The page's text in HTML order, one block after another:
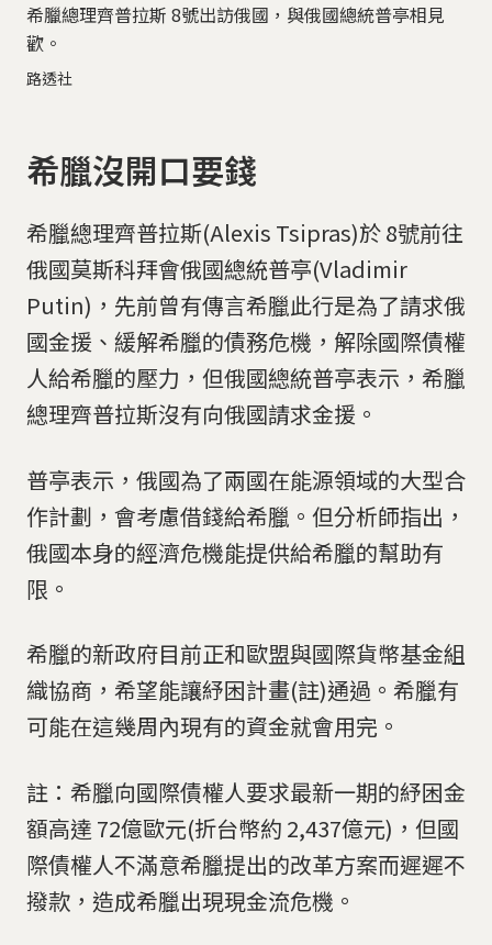
希臘總理齊普拉斯 8號出訪俄國，與俄國總統普亭相見
歡。
路透社
希臘沒開口要錢
希臘總理齊普拉斯(Alexis Tsipras)於 8號前往
俄國莫斯科拜會俄國總統普亭(Vladimir
Putin)，先前曾有傳言希臘此行是為了請求俄
國金援、緩解希臘的債務危機，解除國際債權
人給希臘的壓力，但俄國總統普亭表示，希臘
總理齊普拉斯沒有向俄國請求金援。
普亭表示，俄國為了兩國在能源領域的大型合
作計劃，會考慮借錢給希臘。但分析師指出，
俄國本身的經濟危機能提供給希臘的幫助有
限。
希臘的新政府目前正和歐盟與國際貨幣基金組
織協商，希望能讓紓困計畫(註)通過。希臘有
可能在這幾周內現有的資金就會用完。
註：希臘向國際債權人要求最新一期的紓困金
額高達 72億歐元(折台幣約 2,437億元)，但國
際債權人不滿意希臘提出的改革方案而遲遲不
撥款，造成希臘出現現金流危機。